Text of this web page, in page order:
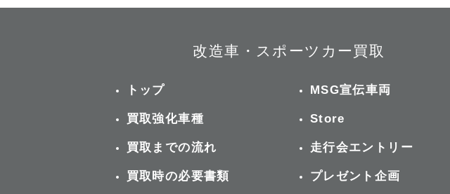
改造車・スポーツカー買取
トップ
買取強化車種
買取までの流れ
買取時の必要書類
MSG宣伝車両
Store
走行会エントリー
プレゼント企画